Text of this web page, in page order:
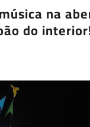
na
do